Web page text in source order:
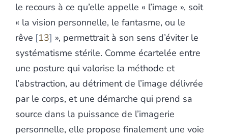
le recours à ce qu’elle appelle « l’image », soit
« la vision personnelle, le fantasme, ou le
rêve 13 », permettrait à son sens d’éviter le
systématisme stérile. Comme écartelée entre
une posture qui valorise la méthode et
l’abstraction, au détriment de l’image délivrée
par le corps, et une démarche qui prend sa
source dans la puissance de l’imagerie
personnelle, elle propose finalement une voie